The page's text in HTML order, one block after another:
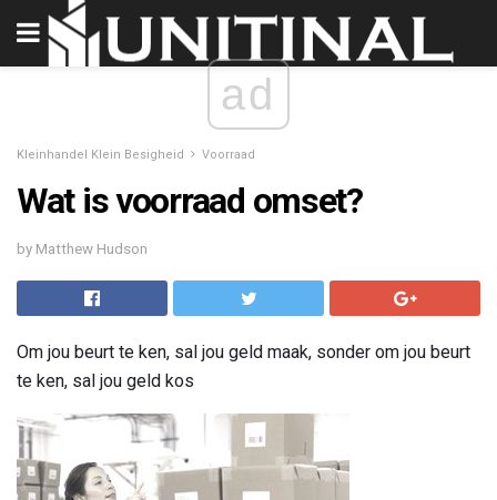
ad
Kleinhandel Klein Besigheid Voorraad
Wat is voorraad omset?
by Matthew Hudson
Om jou beurt te ken, sal jou geld maak, sonder om jou beurt
te ken, sal jou geld kos